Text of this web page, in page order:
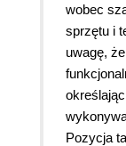
wobec
sprzętu i
uwagę,
Pozycja